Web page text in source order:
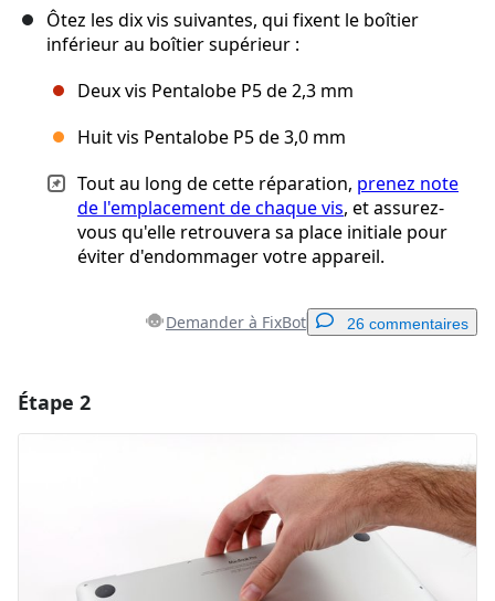
Ôtez les dix vis suivantes, qui fixent le boîtier
inférieur au boîtier supérieur :
Deux vis Pentalobe P5 de 2,3 mm
Huit vis Pentalobe P5 de 3,0 mm
Tout au long de cette réparation, prenez note
de l'emplacement de chaque vis, et assurez-
vous qu'elle retrouvera sa place initiale pour
éviter d'endommager votre appareil.
Demander à FixBot 26 commentaires
Annuler Publier un commentaire
Étape 2